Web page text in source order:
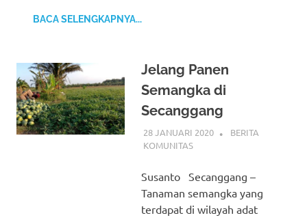
BACA SELENGKAPNYA...
Jelang Panen
Semangka di
Secanggang
28 JANUARI 2020
BERITA
KOMUNITAS
Susanto Secanggang –
Tanaman semangka yang
terdapat di wilayah adat